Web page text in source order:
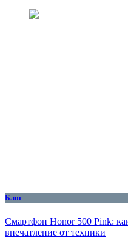
Блог
Смартфон Honor 500 Pink:
впечатление от техники